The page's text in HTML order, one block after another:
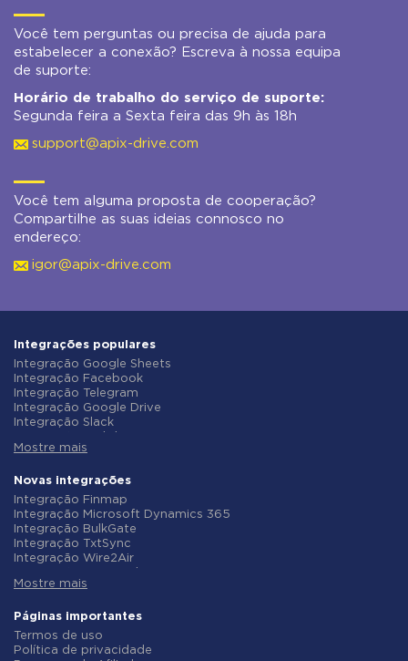
Você tem perguntas ou precisa de ajuda para
estabelecer a conexão? Escreva à nossa equipa
de suporte:
Horário de trabalho do serviço de suporte:
Segunda feira a Sexta feira das 9h às 18h
support@apix-drive.com
Você tem alguma proposta de cooperação?
Compartilhe as suas ideias connosco no
endereço:
igor@apix-drive.com
Integrações populares
Integração Google Sheets
Integração Facebook
Integração Telegram
Integração Google Drive
Integração Slack
Integração Gmail
Integração ClickUp
Integração Airtable
Integração Google Contacts
Integração OpenAI (ChatGPT)
Integração Instagram
Integração ActiveCampaign
Integração Typeform
Integração Salesforce CRM
Integração Notion
Integração AWeber
Integração Asana
Mostre mais
Novas integrações
Integração Finmap
Integração Microsoft Dynamics 365
Integração BulkGate
Integração TxtSync
Integração Wire2Air
Integração Infobip
Integração AtomPark
Integração TXTImpact
Integração Campaign Monitor
Mostre mais
Páginas importantes
Termos de uso
Política de privacidade